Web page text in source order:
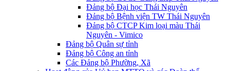
Đảng bộ Đại học Thái Nguyên
Đảng bộ Bệnh viện TW Thái Nguyên
Đảng bộ CTCP Kim loại màu Thái
Nguyên - Vimico
Đảng bộ Quân sự tỉnh
Đảng bộ Công an tỉnh
Các Đảng bộ Phường, Xã